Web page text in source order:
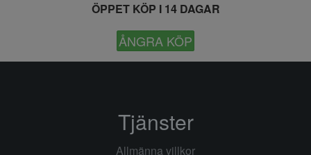
ÖPPET KÖP I 14 DAGAR
ÅNGRA KÖP
Tjänster
Allmänna villkor